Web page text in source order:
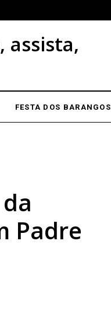
FESTA DOS BARANGOS
Padre